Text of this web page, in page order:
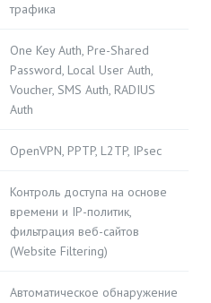
трафика
One Key Auth, Pre-Shared
Password, Local User Auth,
Voucher, SMS Auth, RADIUS
Auth
OpenVPN, PPTP, L2TP, IPsec
Контроль доступа на основе
времени и IP-политик,
фильтрация веб-сайтов
(Website Filtering)
Автоматическое обнаружение